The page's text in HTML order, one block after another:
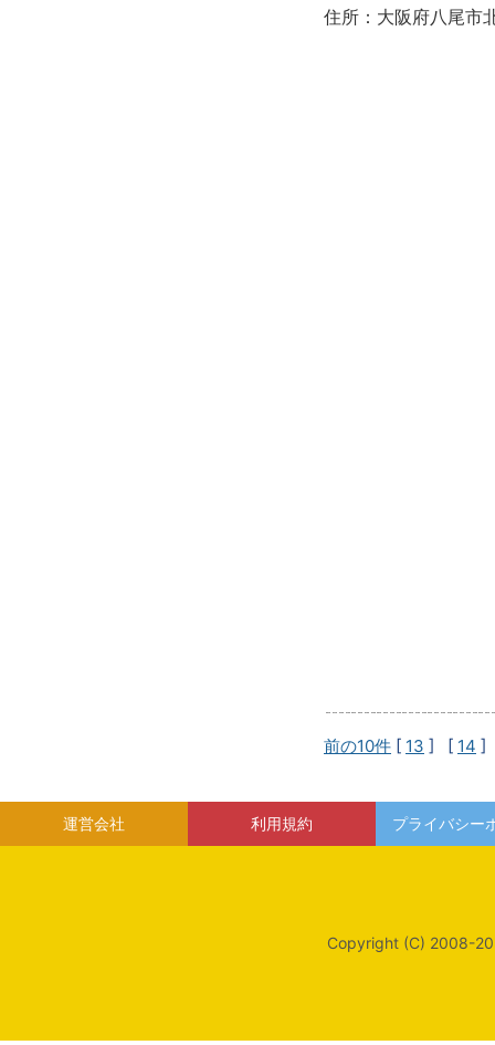
住所：大阪府八尾市
前の10件 [ 13 ] [ 14 ]
運営会社 利用規約 プライバシー
Copyright (C) 2008-